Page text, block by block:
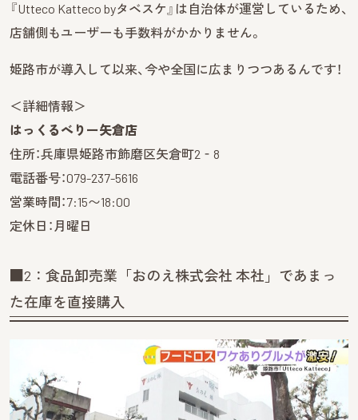
『Utteco Katteco byタベスケ』は自治体が運営しているため、
店舗側もユーザーも手数料がかかりません。
姫路市が導入して以来、今や全国に広まりつつあるんです！
＜詳細情報＞
はっくるべりー矢倉店
住所：兵庫県姫路市飾磨区矢倉町2‐8
電話番号：079-237-5616
営業時間：7:15〜18:00
定休日：月曜日
■2：食品卸売業「おのえ株式会社 本社」であまっ
た在庫を直接購入